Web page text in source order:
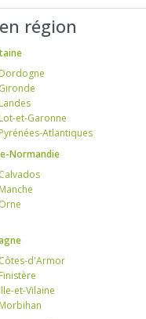
région
et-Garonne
Atlantiques
Normandie
d'Armor
et-Vilaine